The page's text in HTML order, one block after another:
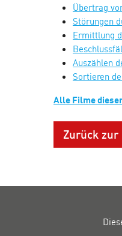
Übertrag
Störungen
Ermittlung
Auszählen
Sortieren
Alle Filme
Zurück